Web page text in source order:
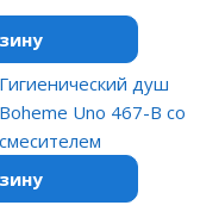
Гигиенический душ
Boheme Uno 467-B со
смесителем